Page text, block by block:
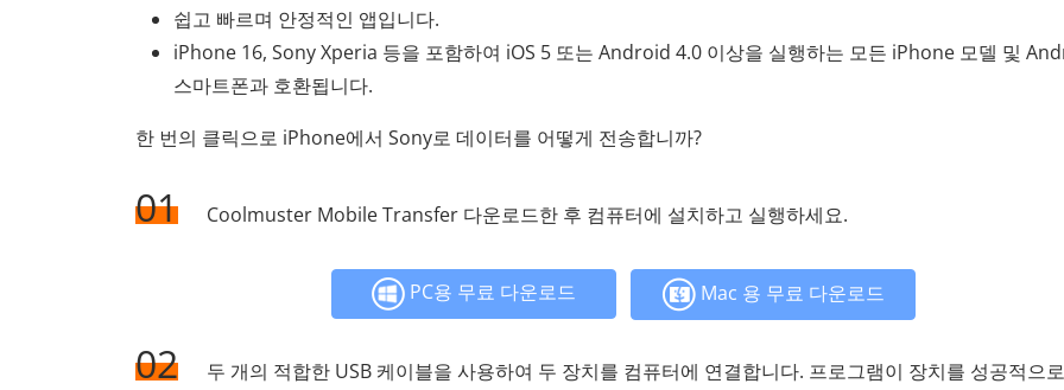
쉽고 빠르며 안정적인 앱입니다.
iPhone 16, Sony Xperia 등을 포함하여 iOS 5 또는 Android 4.0 이상을 실행하는 모든 iPhone 모델 및
스마트폰과 호환됩니다.
한 번의 클릭으로 iPhone에서 Sony로 데이터를 어떻게 전송합니까?
01 Coolmuster Mobile Transfer 다운로드한 후 컴퓨터에 설치하고 실행하세요.
PC용 무료 다운로드 Mac 용 무료 다운로드
02
두 개의 적합한 USB 케이블을 사용하여 두 장치를 컴퓨터에 연결합니다. 프로그램이 장치를 성공적으